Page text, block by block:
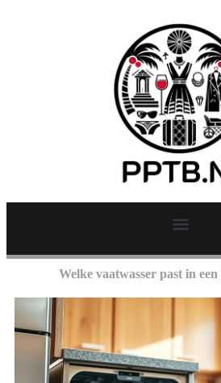
Welke vaatwasser past in